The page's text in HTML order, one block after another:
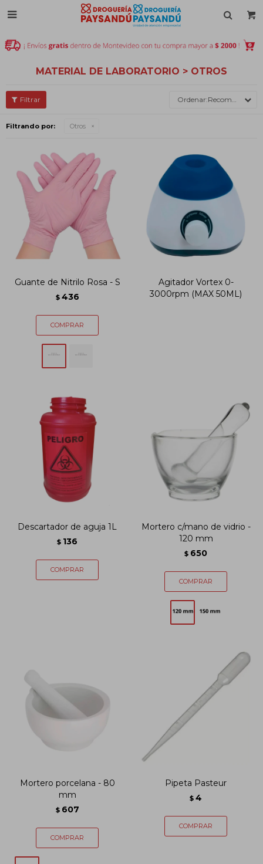

MATERIAL DE LABORATORIO > OTROS
Recomendados
Filtrando por: Otros
Guante de Nitrilo Rosa - S
$ 436
Agitador Vortex 0-
3000rpm (MAX 50ML)
Descartador de aguja 1L
$ 136
Mortero c/mano de vidrio -
120 mm
$ 650
Mortero porcelana - 80
mm
$ 607
Pipeta Pasteur
$ 4